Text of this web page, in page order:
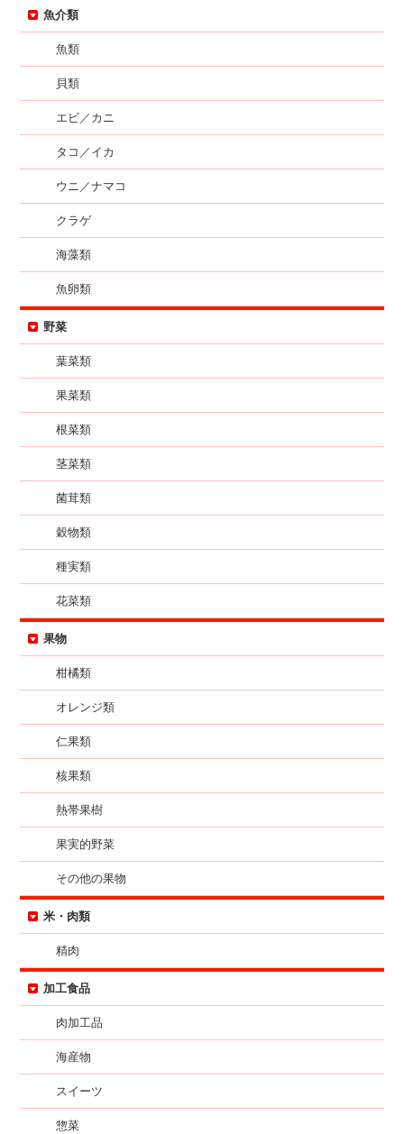
魚介類
魚類
貝類
エビ／カニ
タコ／イカ
ウニ／ナマコ
クラゲ
海藻類
魚卵類
野菜
葉菜類
果菜類
根菜類
茎菜類
菌茸類
穀物類
種実類
花菜類
果物
柑橘類
オレンジ類
仁果類
核果類
熱帯果樹
果実的野菜
その他の果物
米・肉類
精肉
加工食品
肉加工品
海産物
スイーツ
惣菜